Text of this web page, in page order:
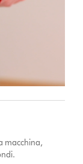
macchina,